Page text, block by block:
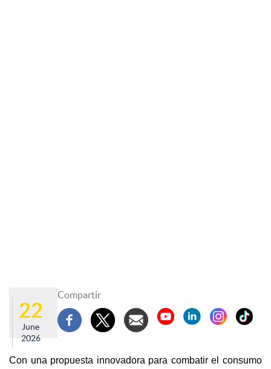
22
June
2026
Compartir
Con una propuesta innovadora para combatir el consumo